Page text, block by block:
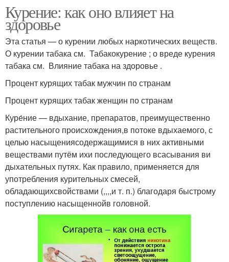
Курение: как оно влияет на
здоровье
Эта статья — о курении любых наркотических веществ.
О курении табака см. Табакокурение ; о вреде курения
табака см. Влияние табака на здоровье .
Процент курящих табак мужчин по странам
Процент курящих табак женщин по странам
Куре́ние — вдыхание, препаратов, преимущественно
растительного происхождения,в потоке вдыхаемого, с
целью насыщениясодержащимися в них активными
веществами путём ихи последующего всасывания ви
дыхательных путях. Как правило, применяется для
употребления курительных смесей,
обладающихсвойствами (,,,,и т. п.) благодаря быстрому
поступлению насыщеннойв головной.